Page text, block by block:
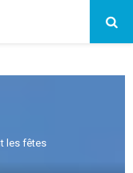
les fêtes